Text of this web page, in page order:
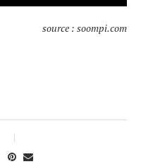
source : soompi.com